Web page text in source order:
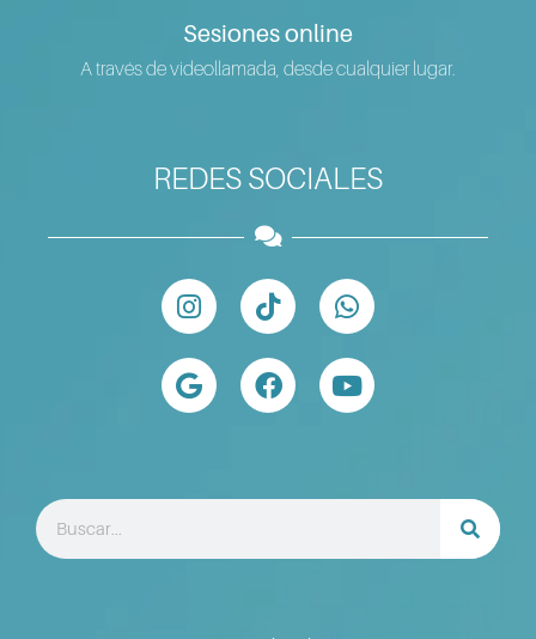
Sesiones online
A través de videollamada, desde cualquier lugar.
REDES SOCIALES